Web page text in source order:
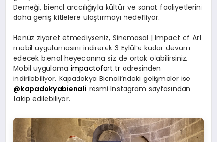
Derneği, bienal aracılığıyla kültür ve sanat faaliyetlerini
daha geniş kitlelere ulaştırmayı hedefliyor.
Henüz ziyaret etmediyseniz, Sinemasal | Impact of Art
mobil uygulamasını indirerek 3 Eylül’e kadar devam
edecek bienal heyecanına siz de ortak olabilirsiniz.
Mobil uygulama impactofart.tr adresinden
indirilebiliyor. Kapadokya Bienali’ndeki gelişmeler ise
@kapadokyabienali resmi Instagram sayfasından
takip edilebiliyor.